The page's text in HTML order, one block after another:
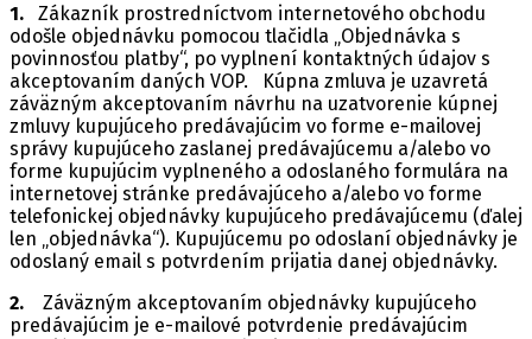
1. Zákazník prostredníctvom internetového obchodu
odošle objednávku pomocou tlačidla „Objednávka s
povinnosťou platby“, po vyplnení kontaktných údajov s
akceptovaním daných VOP. Kúpna zmluva je uzavretá
záväzným akceptovaním návrhu na uzatvorenie kúpnej
zmluvy kupujúceho predávajúcim vo forme e-mailovej
správy kupujúceho zaslanej predávajúcemu a/alebo vo
forme kupujúcim vyplneného a odoslaného formulára na
internetovej stránke predávajúceho a/alebo vo forme
telefonickej objednávky kupujúceho predávajúcemu (ďalej
len „objednávka“). Kupujúcemu po odoslaní objednávky je
odoslaný email s potvrdením prijatia danej objednávky.
2. Záväzným akceptovaním objednávky kupujúceho
predávajúcim je e-mailové potvrdenie predávajúcim